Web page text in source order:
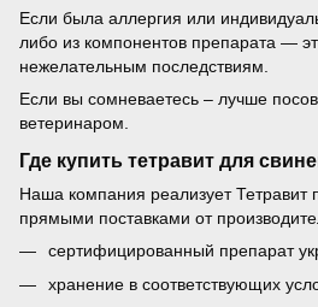
Если была аллергия или
либо из компонентов препарата —
нежелательным последствиям.
Если вы сомневаетесь – лучше
ветеринаром.
Где купить тетравит для
Наша компания реализует
прямыми поставками от
сертифицированный препарат
хранение в соответствующих